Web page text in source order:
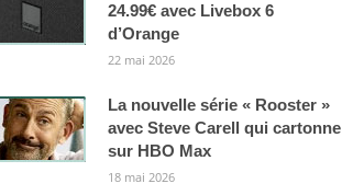
24.99€ avec Livebox 6
d’Orange
22 mai 2026
La nouvelle série « Rooster »
avec Steve Carell qui cartonne
sur HBO Max
18 mai 2026